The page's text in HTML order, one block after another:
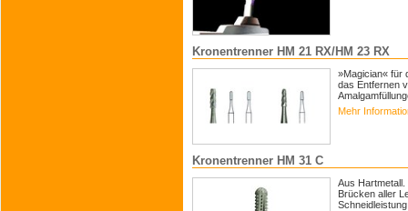
Kronentrenner HM 21 RX/HM 23 RX
»Magician« für
das Entfernen
Mehr
Kronentrenner HM 31 C
Aus
Brücken aller